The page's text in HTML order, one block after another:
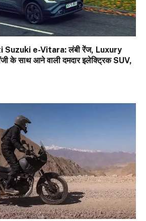
Suzuki e-Vitara: लंबी रेंज, Luxury
के साथ आने वाली दमदार इलेक्ट्रिक SUV,